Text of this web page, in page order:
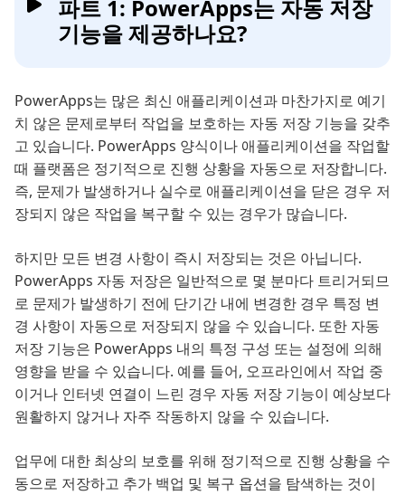
파트 1: PowerApps는 자동 저장
기능을 제공하나요?
PowerApps는 많은 최신 애플리케이션과 마찬가지로 예기
치 않은 문제로부터 작업을 보호하는 자동 저장 기능을 갖추
고 있습니다. PowerApps 양식이나 애플리케이션을 작업할
때 플랫폼은 정기적으로 진행 상황을 자동으로 저장합니다.
즉, 문제가 발생하거나 실수로 애플리케이션을 닫은 경우 저
장되지 않은 작업을 복구할 수 있는 경우가 많습니다.
하지만 모든 변경 사항이 즉시 저장되는 것은 아닙니다.
PowerApps 자동 저장은 일반적으로 몇 분마다 트리거되므
로 문제가 발생하기 전에 단기간 내에 변경한 경우 특정 변
경 사항이 자동으로 저장되지 않을 수 있습니다. 또한 자동
저장 기능은 PowerApps 내의 특정 구성 또는 설정에 의해
영향을 받을 수 있습니다. 예를 들어, 오프라인에서 작업 중
이거나 인터넷 연결이 느린 경우 자동 저장 기능이 예상보다
원활하지 않거나 자주 작동하지 않을 수 있습니다.
업무에 대한 최상의 보호를 위해 정기적으로 진행 상황을 수
동으로 저장하고 추가 백업 및 복구 옵션을 탐색하는 것이